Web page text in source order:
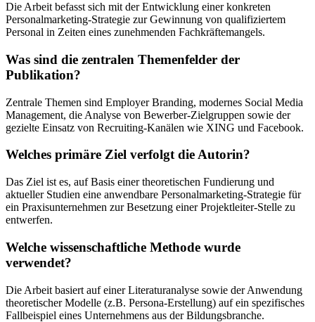
Die Arbeit befasst sich mit der Entwicklung einer konkreten
Personalmarketing-Strategie zur Gewinnung von qualifiziertem
Personal in Zeiten eines zunehmenden Fachkräftemangels.
Was sind die zentralen Themenfelder der
Publikation?
Zentrale Themen sind Employer Branding, modernes Social Media
Management, die Analyse von Bewerber-Zielgruppen sowie der
gezielte Einsatz von Recruiting-Kanälen wie XING und Facebook.
Welches primäre Ziel verfolgt die Autorin?
Das Ziel ist es, auf Basis einer theoretischen Fundierung und
aktueller Studien eine anwendbare Personalmarketing-Strategie für
ein Praxisunternehmen zur Besetzung einer Projektleiter-Stelle zu
entwerfen.
Welche wissenschaftliche Methode wurde
verwendet?
Die Arbeit basiert auf einer Literaturanalyse sowie der Anwendung
theoretischer Modelle (z.B. Persona-Erstellung) auf ein spezifisches
Fallbeispiel eines Unternehmens aus der Bildungsbranche.